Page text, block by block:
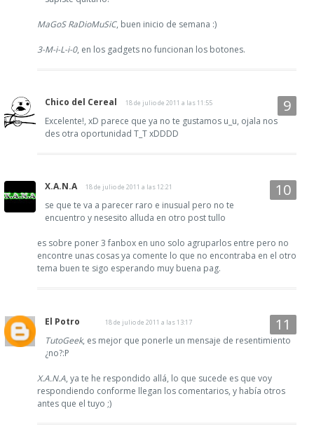
MaGoS RaDioMuSiC, buen inicio de semana :)
3-M-i-L-i-0, en los gadgets no funcionan los botones.
Chico del Cereal 18 de julio de 2011 a las 11:55
Excelente!, xD parece que ya no te gustamos u_u, ojala nos
des otra oportunidad T_T xDDDD
X.A.N.A 18 de julio de 2011 a las 12:21
se que te va a parecer raro e inusual pero no te
encuentro y nesesito alluda en otro post tullo
es sobre poner 3 fanbox en uno solo agruparlos entre pero no
encontre unas cosas ya comente lo que no encontraba en el otro
tema buen te sigo esperando muy buena pag.
El Potro 18 de julio de 2011 a las 13:17
TutoGeek, es mejor que ponerle un mensaje de resentimiento
¿no?:P
X.A.N.A, ya te he respondido allá, lo que sucede es que voy
respondiendo conforme llegan los comentarios, y había otros
antes que el tuyo ;)